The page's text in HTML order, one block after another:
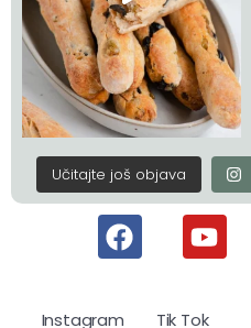
Učitajte još objava
Instagram Tik Tok